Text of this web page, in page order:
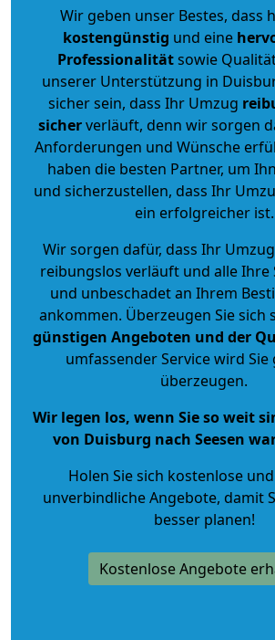
Wir geben unser Bestes, dass
kostengünstig und eine
Professionalitätsowie
unserer Unterstützung in
sicher sein, dass Ihr Umzug
sicherverläuft, denn wir sorgen
Anforderungen und Wünsche
haben die besten Partner, um
und sicherzustellen, dass Ihr
ein erfolgreicher ist.
Wir sorgen dafür, dass Ihr
reibungslos verläuft und alle Ihre
und unbeschadet an Ihrem
ankommen. Überzeugen Sie sich
günstigen Angeboten und der
umfassender Service wird
überzeugen.
Wir legen los, wenn Sie so weit
von Duisburg nach Seesen
Holen Sie sich kostenlose
unverbindliche Angebote, damit
besser planen!
Kostenlose Angebote